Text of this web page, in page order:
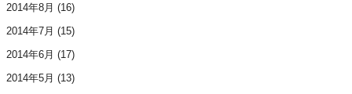
2014年8月 (16)
2014年7月 (15)
2014年6月 (17)
2014年5月 (13)